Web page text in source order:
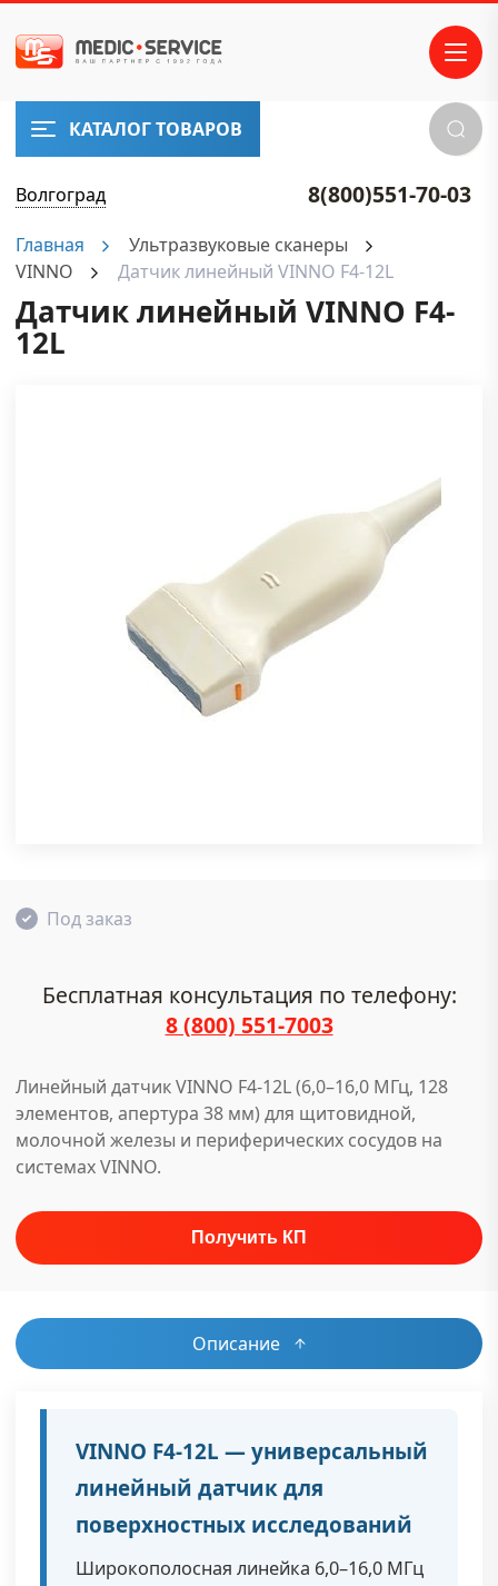
КАТАЛОГ ТОВАРОВ
Волгоград 8(800)551-70-03
Главная
Ультразвуковые сканеры
VINNO
Датчик линейный VINNO F4-12L
Датчик линейный VINNO F4-
12L
Под заказ
Бесплатная консультация по телефону:
8 (800) 551-7003
Линейный датчик VINNO F4-12L (6,0–16,0 МГц, 128
элементов, апертура 38 мм) для щитовидной,
молочной железы и периферических сосудов на
системах VINNO.
Описание
VINNO F4-12L — универсальный
линейный датчик для
поверхностных исследований
Широкополосная линейка 6,0–16,0 МГц